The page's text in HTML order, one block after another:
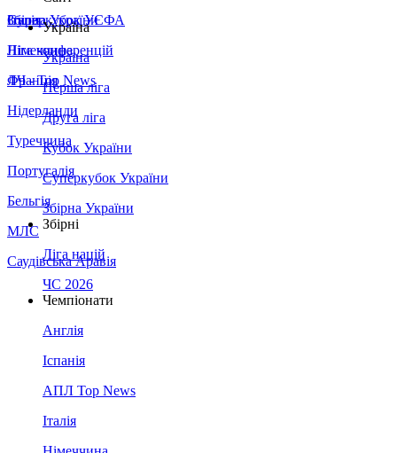
Збірна України
Італія
Німеччина
Франція
Нідерланди
Туреччина
Португалія
Бельгія
МЛС
Саудівська Аравія
Суперкубок УЄФА
Ліга конференцій
ЛЧ - Top News
Україна
Україна
Перша ліга
Друга ліга
Кубок України
Суперкубок України
Збірна України
Збірні
Ліга націй
ЧС 2026
Чемпіонати
Англія
Іспанія
АПЛ Top News
Італія